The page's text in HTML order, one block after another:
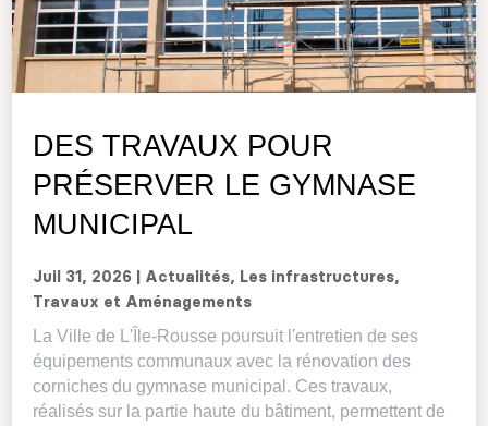
DES TRAVAUX POUR
PRÉSERVER LE GYMNASE
MUNICIPAL
Juil 31, 2026 Actualités, Les infrastructures,
Travaux et Aménagements
La Ville de L'Île-Rousse poursuit l'entretien de ses
équipements communaux avec la rénovation des
corniches du gymnase municipal. Ces travaux,
réalisés sur la partie haute du bâtiment, permettent de